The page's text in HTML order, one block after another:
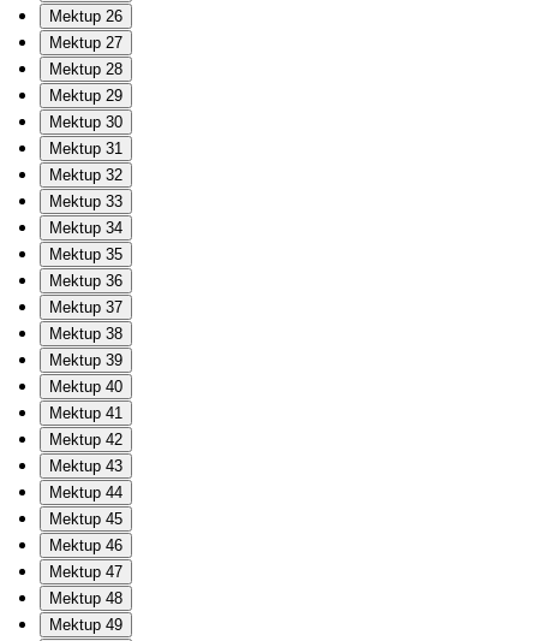
Mektup 26
Mektup 27
Mektup 28
Mektup 29
Mektup 30
Mektup 31
Mektup 32
Mektup 33
Mektup 34
Mektup 35
Mektup 36
Mektup 37
Mektup 38
Mektup 39
Mektup 40
Mektup 41
Mektup 42
Mektup 43
Mektup 44
Mektup 45
Mektup 46
Mektup 47
Mektup 48
Mektup 49